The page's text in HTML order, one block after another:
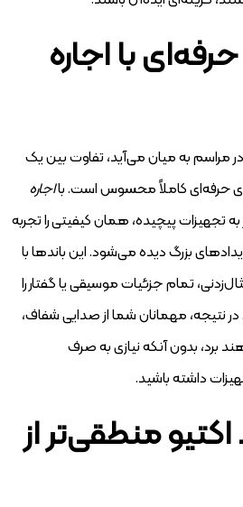
با اجاره
مراسم‌ به میان می‌آید، تفاوت بین یک
کاملاً محسوس است. بااجاره
به تجهیزات پیچیده، همان کیفیتی را تجربه
بزرگ دیده می‌شود. این باندها با
تمام جزئیات موسیقی یا گفتار را
نتیجه، مهمانان شما از صدایی شفاف،
برد، بدون آنکه نیازی به صرف
داشته باشید.
اکتیو منطقی‌تر از